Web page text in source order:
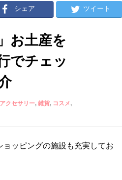
シェア ツイート
お土産を
でチェッ
アクセサリー 雑貨 コスメ
ッピングの施設も充実してお